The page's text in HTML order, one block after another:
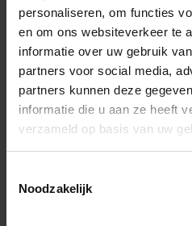
personaliseren, om functies
en om ons websiteverkeer te
informatie over uw gebruik
partners voor social media,
partners kunnen deze
informatie die u aan ze heeft
verzameld op basis van uw
Noodzakelijk
nl
fr es
Trier par: